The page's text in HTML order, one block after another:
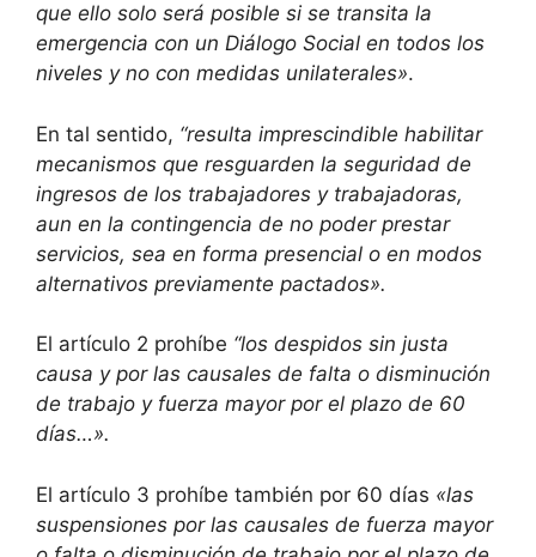
que ello solo será posible si se transita la
emergencia con un Diálogo Social en todos los
niveles y no con medidas unilaterales».
En tal sentido, “resulta imprescindible habilitar
mecanismos que resguarden la seguridad de
ingresos de los trabajadores y trabajadoras,
aun en la contingencia de no poder prestar
servicios, sea en forma presencial o en modos
alternativos previamente pactados».
El artículo 2 prohíbe “los despidos sin justa
causa y por las causales de falta o disminución
de trabajo y fuerza mayor por el plazo de 60
días…».
El artículo 3 prohíbe también por 60 días «las
suspensiones por las causales de fuerza mayor